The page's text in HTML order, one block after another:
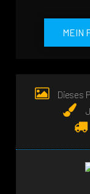
MEIN
Dieses